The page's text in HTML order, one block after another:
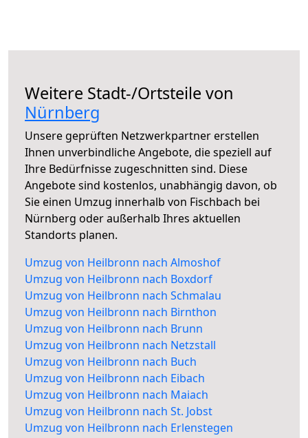
Weitere Stadt-/Ortsteile von
Nürnberg
Unsere geprüften Netzwerkpartner erstellen
Ihnen unverbindliche Angebote, die speziell auf
Ihre Bedürfnisse zugeschnitten sind. Diese
Angebote sind kostenlos, unabhängig davon, ob
Sie einen Umzug innerhalb von Fischbach bei
Nürnberg oder außerhalb Ihres aktuellen
Standorts planen.
Umzug von Heilbronn nach Almoshof
Umzug von Heilbronn nach Boxdorf
Umzug von Heilbronn nach Schmalau
Umzug von Heilbronn nach Birnthon
Umzug von Heilbronn nach Brunn
Umzug von Heilbronn nach Netzstall
Umzug von Heilbronn nach Buch
Umzug von Heilbronn nach Eibach
Umzug von Heilbronn nach Maiach
Umzug von Heilbronn nach St. Jobst
Umzug von Heilbronn nach Erlenstegen